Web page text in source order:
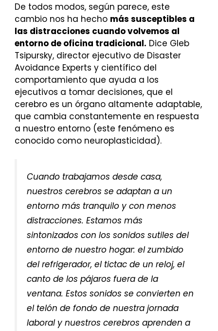
De todos modos, según parece, este
cambio nos ha hecho más susceptibles a
las distracciones cuando volvemos al
entorno de oficina tradicional. Dice Gleb
Tsipursky, director ejecutivo de Disaster
Avoidance Experts y científico del
comportamiento que ayuda a los
ejecutivos a tomar decisiones, que el
cerebro es un órgano altamente adaptable,
que cambia constantemente en respuesta
a nuestro entorno (este fenómeno es
conocido como neuroplasticidad).
Cuando trabajamos desde casa,
nuestros cerebros se adaptan a un
entorno más tranquilo y con menos
distracciones. Estamos más
sintonizados con los sonidos sutiles del
entorno de nuestro hogar: el zumbido
del refrigerador, el tictac de un reloj, el
canto de los pájaros fuera de la
ventana. Estos sonidos se convierten en
el telón de fondo de nuestra jornada
laboral y nuestros cerebros aprenden a